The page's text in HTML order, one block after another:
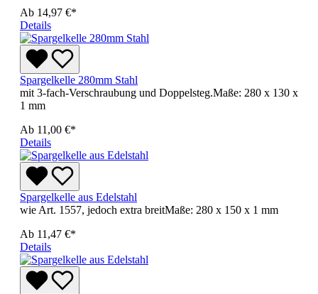
Ab 14,97 €*
Details
Spargelkelle 280mm Stahl
mit 3-fach-Verschraubung und Doppelsteg.Maße: 280 x 130 x
1 mm
Ab 11,00 €*
Details
Spargelkelle aus Edelstahl
wie Art. 1557, jedoch extra breitMaße: 280 x 150 x 1 mm
Ab 11,47 €*
Details